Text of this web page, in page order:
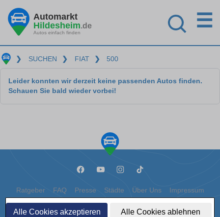
Alle Cookies akzeptieren Alle Cookies ablehnen
Automarkt
Hildesheim.de
Autos einfach finden
☰
❯ SUCHEN ❯ FIAT ❯ 500
Leider konnten wir derzeit keine passenden Autos finden.
Schauen Sie bald wieder vorbei!
Ratgeber FAQ Presse Städte Über Uns Impressum
Datenschutz Cookies